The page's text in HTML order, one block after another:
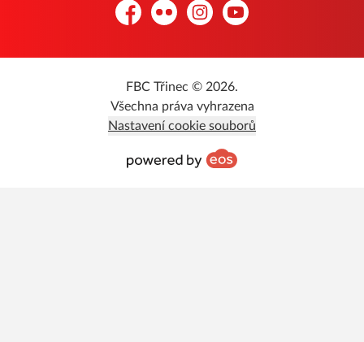
FacebookFlickr InstagramYouTube
FBC Třinec © 2026.
Všechna práva vyhrazena
Nastavení cookie souborů